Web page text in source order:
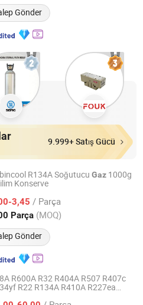
Gönder
9.999+ Satış Gücü
R134A Soğutucu Gaz 1000g
Konserve
3,45 / Parça
Parça (MOQ)
Gönder
Co., Ltd.
Fiyat 2020
R600A R32 R404A R507 R407c
R22 R134A R410A R227ea
Ltd.